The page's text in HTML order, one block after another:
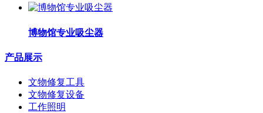
博物馆专业吸尘器
产品展示
文物修复工具
文物修复设备
工作照明